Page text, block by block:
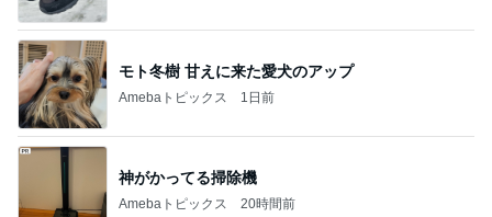
モト冬樹 甘えに来た愛犬のアップ
Amebaトピックス 1日前
神がかってる掃除機
Amebaトピックス 20時間前